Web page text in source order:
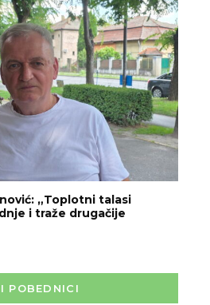
„Toplotni talasi
i traže drugačije
POBEDNICI